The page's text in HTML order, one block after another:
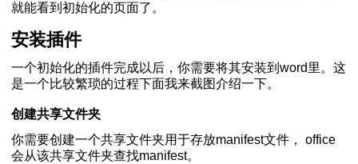
就能看到初始化的页面了。
安装插件
一个初始化的插件完成以后，你需要将其安装到word里。这
是一个比较繁琐的过程下面我来截图介绍一下。
创建共享文件夹
你需要创建一个共享文件夹用于存放manifest文件， office
会从该共享文件夹查找manifest。